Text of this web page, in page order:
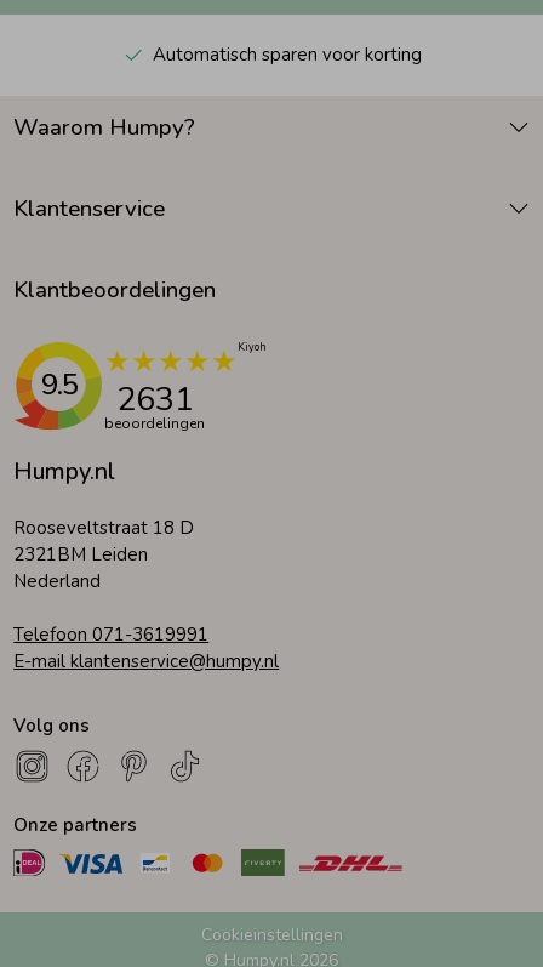
Automatisch sparen voor korting
Humpy.nl
Rooseveltstraat 18 D
2321BM Leiden
Nederland
Telefoon 071-3619991
E-mail klantenservice@humpy.nl
Waarom Humpy?
Klantenservice
Klantbeoordelingen
9.5 2631
beoordelingen
Volg ons
Onze partners
Cookieinstellingen
© Humpy.nl 2026